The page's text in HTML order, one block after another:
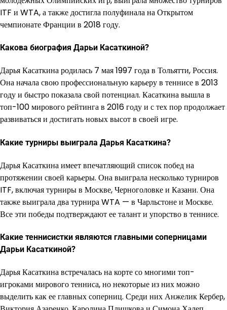
ITF и WTA, а также достигла полуфинала на Открытом
чемпионате Франции в 2018 году.
Какова биография Дарьи Касаткиной?
Дарья Касаткина родилась 7 мая 1997 года в Тольятти, Россия.
Она начала свою профессиональную карьеру в теннисе в 2013
году и быстро показала свой потенциал. Касаткина вышла в
топ-100 мирового рейтинга в 2016 году и с тех пор продолжает
развиваться и достигать новых высот в своей игре.
Какие турниры выиграла Дарья Касаткина?
Дарья Касаткина имеет впечатляющий список побед на
протяжении своей карьеры. Она выиграла несколько турниров
ITF, включая турниры в Москве, Черноголовке и Казани. Она
также выиграла два турнира WTA — в Чарльстоне и Москве.
Все эти победы подтверждают ее талант и упорство в теннисе.
Какие теннисистки являются главными соперницами
Дарьи Касаткиной?
Дарья Касаткина встречалась на корте со многими топ-
игроками мирового тенниса, но некоторые из них можно
выделить как ее главных соперниц. Среди них Анжелик Кербер,